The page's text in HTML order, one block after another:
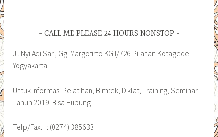
CALL ME PLEASE 24 HOURS NONSTOP
Jl. Nyi Adi Sari, Gg. Margotirto KG.I/726 Pilahan Kotagede
Yogyakarta
Untuk Informasi Pelatihan, Bimtek, Diklat, Training, Seminar
Tahun 2019 Bisa Hubungi
Telp/Fax. : (0274) 385633